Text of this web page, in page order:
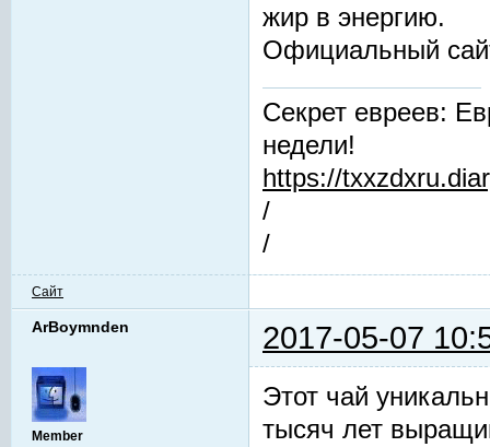
жир в энергию.
Официальный
Секрет евреев:
недели!
https://
/
/
Сайт
ArBoymnden 2017-05-07
Member
Этот чай
тысяч лет